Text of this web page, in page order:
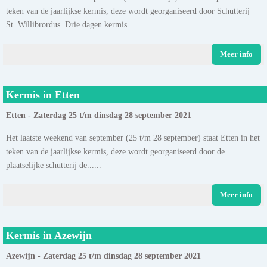
teken van de jaarlijkse kermis, deze wordt georganiseerd door Schutterij
St. Willibrordus. Drie dagen kermis......
Meer info
Kermis in Etten
Etten - Zaterdag 25 t/m dinsdag 28 september 2021
Het laatste weekend van september (25 t/m 28 september) staat Etten in het
teken van de jaarlijkse kermis, deze wordt georganiseerd door de
plaatselijke schutterij de......
Meer info
Kermis in Azewijn
Azewijn - Zaterdag 25 t/m dinsdag 28 september 2021